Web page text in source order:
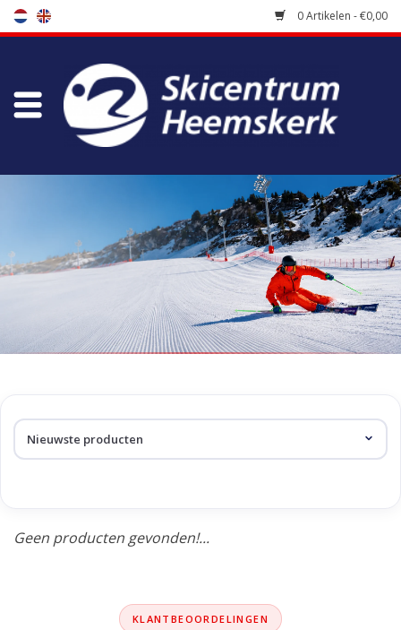
0 Artikelen - €0,00
Winkel
Onderhoud
Koopgidsen
Producten getagd met
salopet
Geen producten gevonden!...
KLANTBEOORDELINGEN